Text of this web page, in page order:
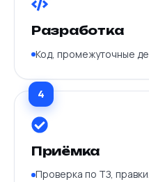
Разработка
Код, промежуточные
4
Приёмка
Проверка по ТЗ,